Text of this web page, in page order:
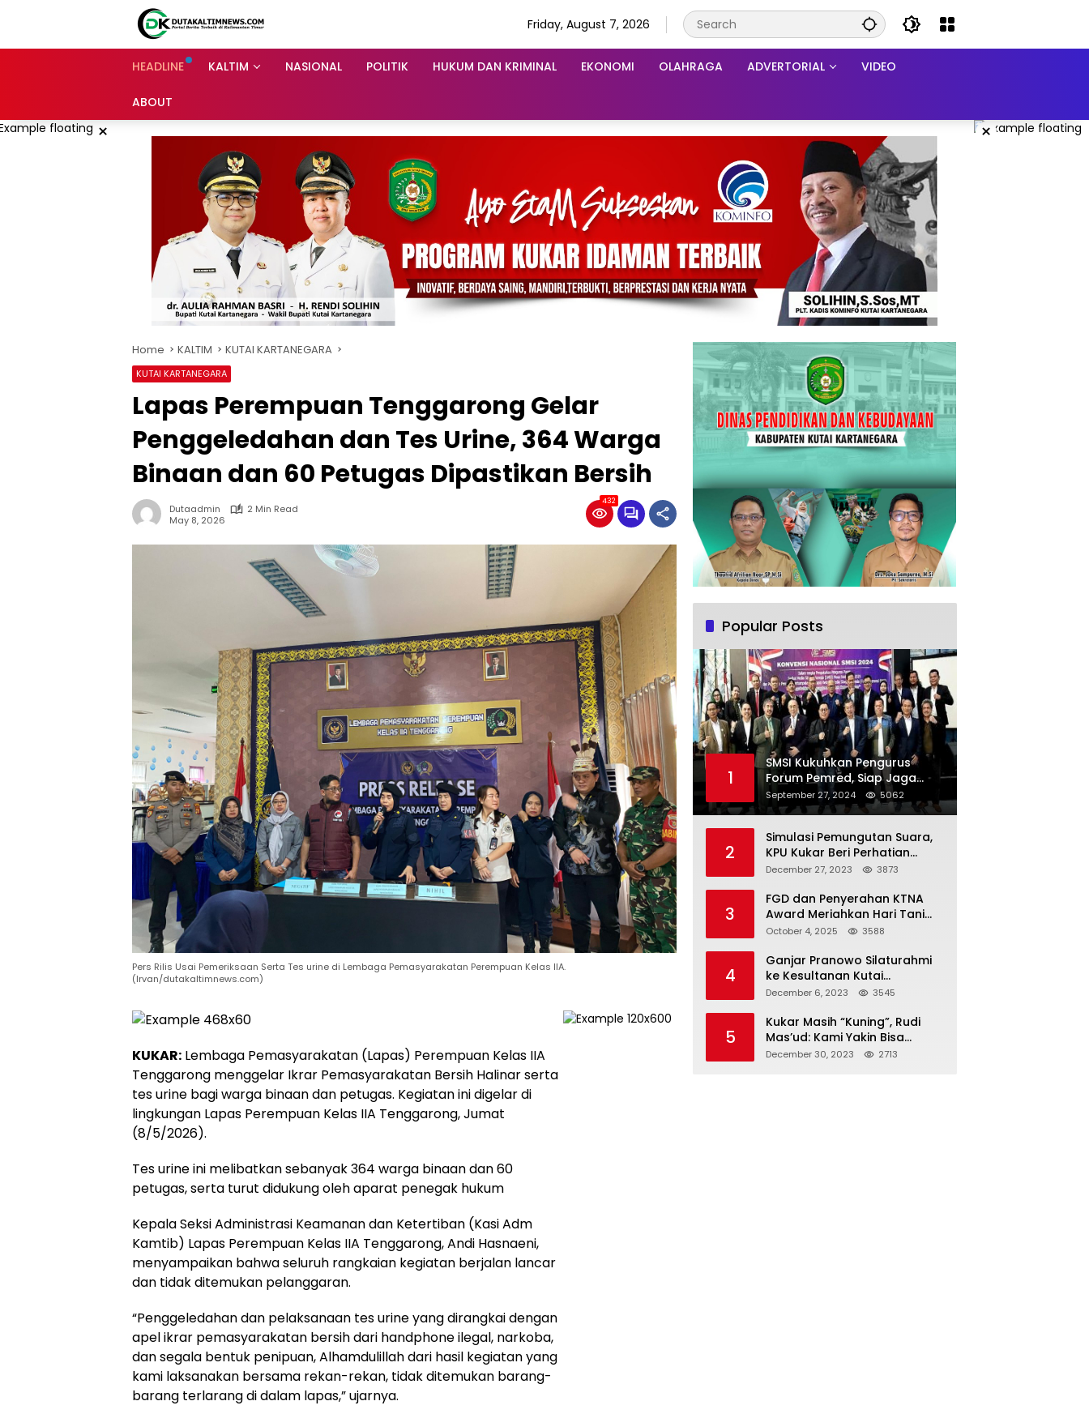
Friday, August 7, 2026
HEADLINE KALTIM NASIONAL POLITIK HUKUM DAN KRIMINAL EKONOMI OLAHRAGA ADVERTORIAL VIDEO
ABOUT
× ×
Home KALTIM KUTAI KARTANEGARA
KUTAI KARTANEGARA
Lapas Perempuan Tenggarong Gelar
Penggeledahan dan Tes Urine, 364 Warga
Binaan dan 60 Petugas Dipastikan Bersih
Dutaadmin
2 Min Read
May 8, 2026
432
Pers Rilis Usai Pemeriksaan Serta Tes urine di Lembaga Pemasyarakatan Perempuan Kelas IIA.
(Irvan/dutakaltimnews.com)
KUKAR: Lembaga Pemasyarakatan (Lapas) Perempuan Kelas IIA
Tenggarong menggelar Ikrar Pemasyarakatan Bersih Halinar serta
tes urine bagi warga binaan dan petugas. Kegiatan ini digelar di
lingkungan Lapas Perempuan Kelas IIA Tenggarong, Jumat
(8/5/2026).
Tes urine ini melibatkan sebanyak 364 warga binaan dan 60
petugas, serta turut didukung oleh aparat penegak hukum
Kepala Seksi Administrasi Keamanan dan Ketertiban (Kasi Adm
Kamtib) Lapas Perempuan Kelas IIA Tenggarong, Andi Hasnaeni,
menyampaikan bahwa seluruh rangkaian kegiatan berjalan lancar
dan tidak ditemukan pelanggaran.
“Penggeledahan dan pelaksanaan tes urine yang dirangkai dengan
apel ikrar pemasyarakatan bersih dari handphone ilegal, narkoba,
dan segala bentuk penipuan, Alhamdulillah dari hasil kegiatan yang
kami laksanakan bersama rekan-rekan, tidak ditemukan barang-
barang terlarang di dalam lapas,” ujarnya.
Popular Posts
1
SMSI Kukuhkan Pengurus
Forum Pemred, Siap Jaga
Kualitas Media Daring di
Indonesia
September 27, 2024 5062
2
Simulasi Pemungutan Suara,
KPU Kukar Beri Perhatian
Penyandang Disabilitas
December 27, 2023 3873
3
FGD dan Penyerahan KTNA
Award Meriahkan Hari Tani
Nasional di Kukar
October 4, 2025 3588
4
Ganjar Pranowo Silaturahmi
ke Kesultanan Kutai
Kartanegara
December 6, 2023 3545
5
Kukar Masih “Kuning”, Rudi
Mas’ud: Kami Yakin Bisa
Menang di Pemilu 2024
December 30, 2023 2713